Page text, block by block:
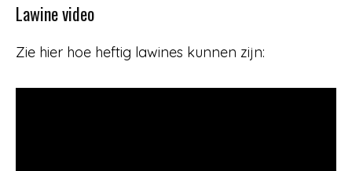
Lawine video
Zie hier hoe heftig lawines kunnen zijn: